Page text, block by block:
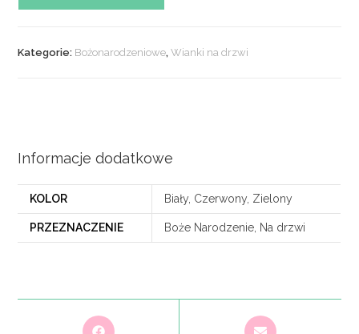
Kategorie: Bożonarodzeniowe,Wianki na drzwi
Informacje dodatkowe
KOLOR Biały, Czerwony, Zielony
PRZEZNACZENIE Boże Narodzenie, Na drzwi
Opens
Opens